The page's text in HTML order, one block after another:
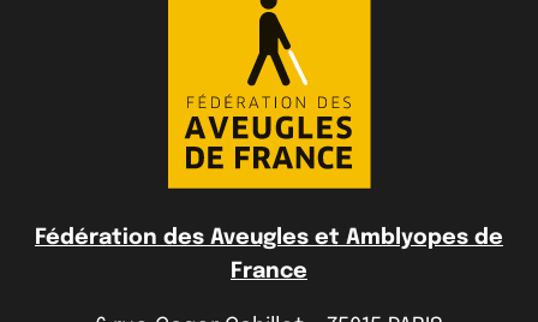
Fédération des Aveugles et Amblyopes de
France